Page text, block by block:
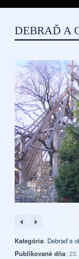
DEBRAĎ A
Kategória: Debraď a
Publikované dňa: